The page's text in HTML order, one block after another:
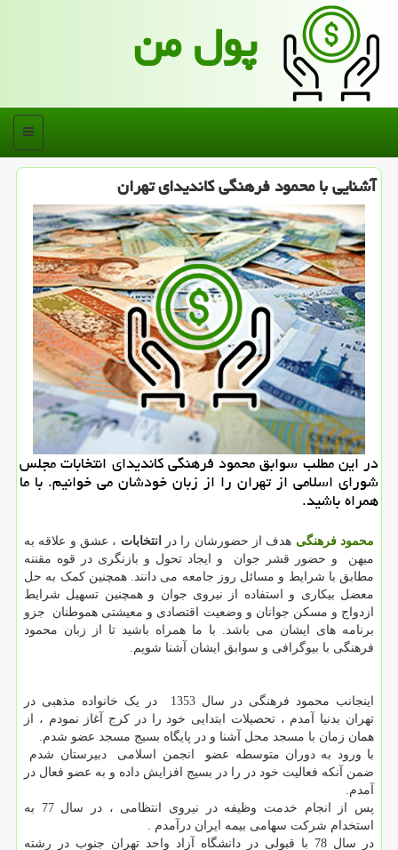
پول من
منو
آشنایی با محمود فرهنگی كاندیدای تهران
در این مطلب سوابق محمود فرهنگی كاندیدای انتخابات مجلس
شورای اسلامی از تهران را از زبان خودشان می خوانیم. با ما
همراه باشید.
محمود فرهنگی هدف از حضورشان را در انتخابات ، عشق و علاقه به
میهن و حضور قشر جوان و ایجاد تحول و بازنگری در قوه مقننه
مطابق با شرایط و مسائل روز جامعه می دانند. همچنین کمک به حل
معضل بیکاری و استفاده از نیروی جوان و همچنین تسهیل شرایط
ازدواج و مسکن جوانان و وضعیت اقتصادی و معیشتی هموطنان جزو
برنامه های ایشان می باشد. با ما همراه باشید تا از زبان محمود
فرهنگی با بیوگرافی و سوابق ایشان آشنا شویم.
اینجانب محمود فرهنگی در سال 1353 در یک خانواده مذهبی در
تهران بدنیا آمدم ، تحصیلات ابتدایی خود را در کرج آغاز نمودم ، از
همان زمان با مسجد محل آشنا و در پایگاه بسیج مسجد عضو شدم.
با ورود به دوران متوسطه عضو انجمن اسلامی دبیرستان شدم
ضمن آنکه فعالیت خود در را در بسیج افزایش داده و به عضو فعال در
آمدم.
پس از انجام خدمت وظیفه در نیروی انتظامی ، در سال 77 به
استخدام شرکت سهامی بیمه ایران درآمدم .
در سال 78 با قبولی در دانشگاه آزاد واحد تهران جنوب در رشته